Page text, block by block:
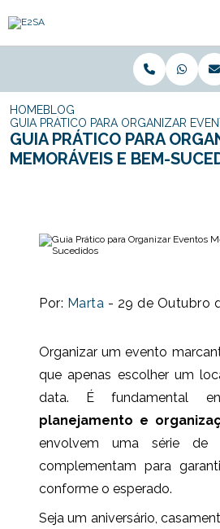
HOMEBLOG
GUIA PRÁTICO PARA ORGANIZAR
GUIA PRÁTICO PARA
MEMORÁVEIS E BEM-
Por: Marta - 29 de Outubro
Organizar um evento
que apenas escolher um
data. É fundamental
planejamento e
envolvem uma série de
complementam para
conforme o esperado.
Seja um aniversário,